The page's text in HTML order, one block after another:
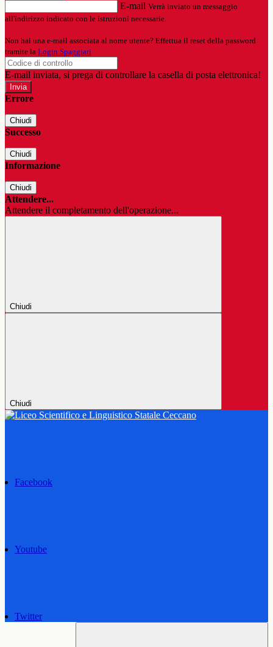
E-mail Verrà inviato un messaggio
all'indirizzo indicato con le istruzioni necessarie.
Non hai una e-mail associata al nome utente? Effettua il reset della password
tramite la Login Spaggiari
E-mail inviata, si prega di controllare la casella di posta elettronica!
Errore
Chiudi
Successo
Chiudi
Informazione
Chiudi
Attendere...
Attendere il completamento dell'operazione...
Chiudi
Chiudi
Facebook
Youtube
Twitter